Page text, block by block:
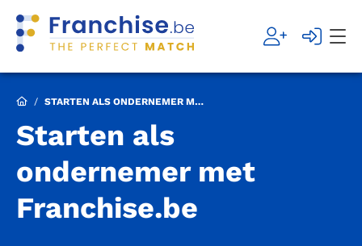
/ STARTEN ALS ONDERNEMER MET FRANCHISE.BE
Starten als
ondernemer met
Franchise.be